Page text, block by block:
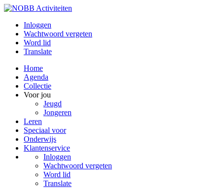
Inloggen
Wachtwoord vergeten
Word lid
Translate
Home
Agenda
Collectie
Voor jou
Jeugd
Jongeren
Leren
Speciaal voor
Onderwijs
Klantenservice
Inloggen
Wachtwoord vergeten
Word lid
Translate